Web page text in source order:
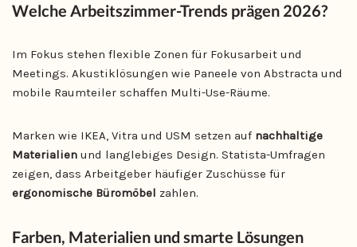
Welche Arbeitszimmer-Trends prägen 2026?
Im Fokus stehen flexible Zonen für Fokusarbeit und
Meetings. Akustiklösungen wie Paneele von Abstracta und
mobile Raumteiler schaffen Multi-Use-Räume.
Marken wie IKEA, Vitra und USM setzen auf nachhaltige
Materialien und langlebiges Design. Statista-Umfragen
zeigen, dass Arbeitgeber häufiger Zuschüsse für
ergonomische Büromöbel zahlen.
Farben, Materialien und smarte Lösungen